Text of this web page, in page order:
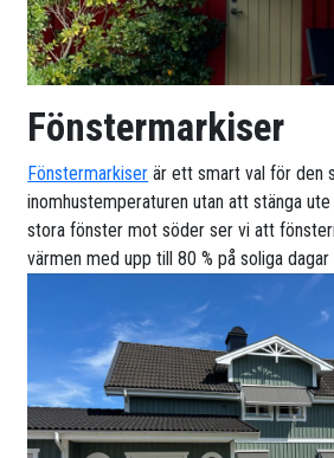
Fönstermarkiser
Fönstermarkiser är ett smart val för den
inomhustemperaturen utan att stänga
stora fönster mot söder ser vi att
värmen med upp till 80 % på soliga